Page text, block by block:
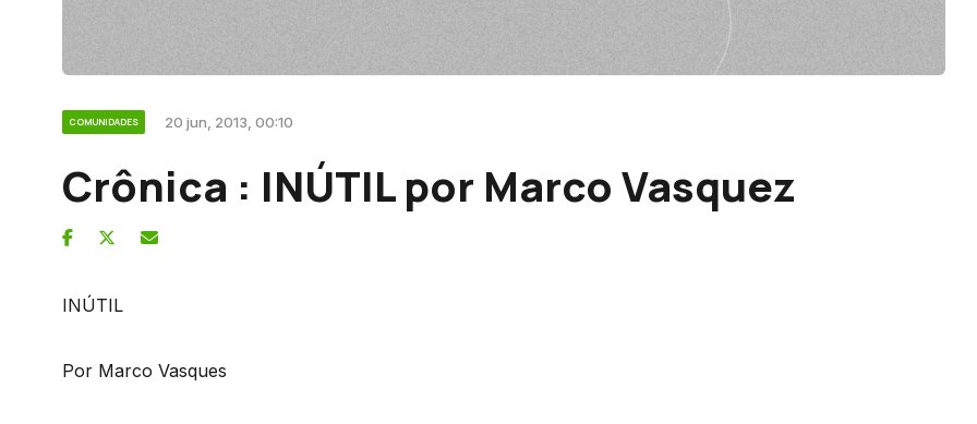
COMUNIDADES 20 jun, 2013, 00:10
Crônica : INÚTIL por Marco Vasquez
INÚTIL
Por Marco Vasques